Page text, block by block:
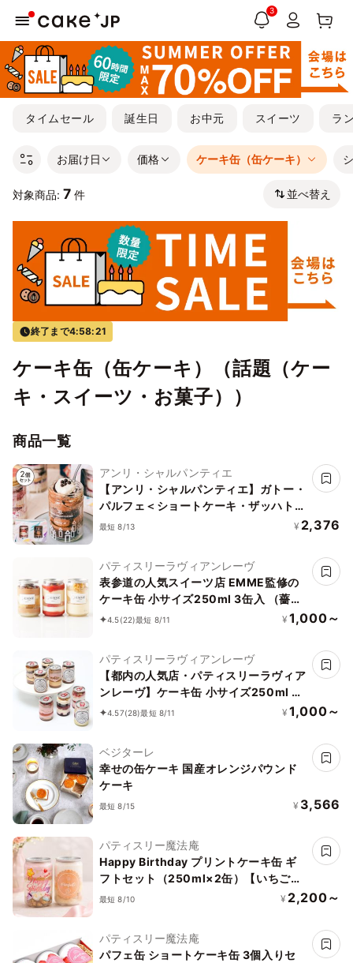
3
タイムセール 誕生日 お中元 スイーツ ラ
お届け日 価格 ケーキ缶（缶ケーキ）
対象商品: 7 件 並べ替え
終了まで4:58:21
ケーキ缶（缶ケーキ）（話題（ケー
キ・スイーツ・お菓子））
商品一覧
アンリ・シャルパンティエ
【アンリ・シャルパンティエ】ガトー・
パルフェ＜ショートケーキ・ザッハトル
テ＞バースデーセット
最短 8/13 ¥ 2,376
パティスリーラヴィアンレーヴ
表参道の人気スイーツ店 EMME監修の
ケーキ缶 小サイズ250ml 3缶入 （薔薇
とイチゴ缶、モンブラン缶、オペラ缶、
4.5(22)最短 8/11 ¥ 1,000～
パティスリーラヴィアンレーヴ
【都内の人気店・パティスリーラヴィア
ンレーヴ】ケーキ缶 小サイズ250ml 3
缶入（苺のショートケーキ、チョコレー
ーズケーキ、から選べる3種）
4.57(28)最短 8/11 ¥ 1,000～
ベジターレ
幸せの缶ケーキ 国産オレンジパウンド
ケーキ
最短 8/15 ¥ 3,566
パティスリー魔法庵
Happy Birthday プリントケーキ缶 ギ
フトセット（250ml×2缶）【いちご・
もも】
最短 8/10 ¥ 2,200～
パティスリー魔法庵
パフェ缶 ショートケーキ缶 3個入りセ